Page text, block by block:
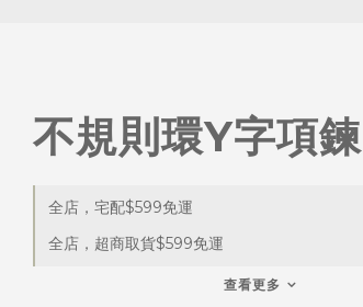
不規則環Y字項鍊
全店，宅配$599免運
全店，超商取貨$599免運
查看更多